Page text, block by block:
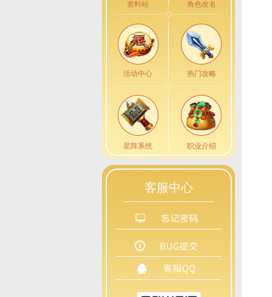
资料站 角色改名
活动中心 热门攻略
星阵系统 职业介绍
客服中心